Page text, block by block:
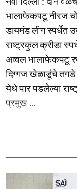
भालाफेकपटू नीरज
डायमंड लीग स्पर्धेत
राष्ट्रकुल क्रीडा
अव्वल भालाफेकपटू
दिग्गज खेळाडूंचे तगडे
येथे पार पडलेल्या
प्रमुख ...